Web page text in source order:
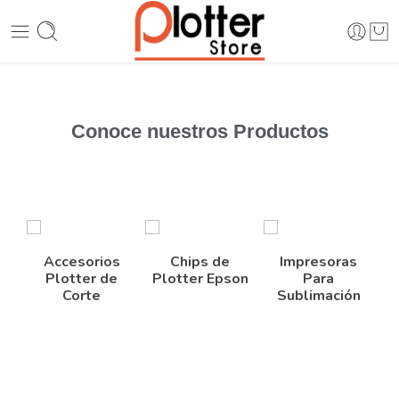
Conoce nuestros Productos
Accesorios
Plotter de
Corte
Chips de
Plotter Epson
Impresoras
Para
Sublimación